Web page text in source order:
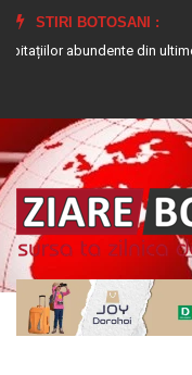
STIRI BOTOSANI :
abundente din ultimele ore